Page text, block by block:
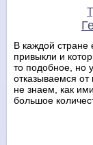
В каждой
привыкли и
то подобное, но
отказываемся от
не знаем, как
большое